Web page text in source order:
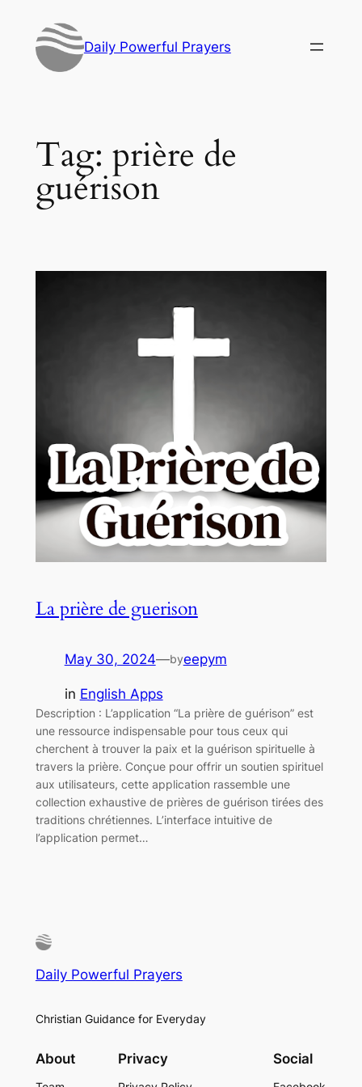
content
Daily Powerful Prayers
Tag: prière de
guérison
La prière de guerison
May 30, 2024—byeepym
in English Apps
Description : L’application “La prière de guérison” est
une ressource indispensable pour tous ceux qui
cherchent à trouver la paix et la guérison spirituelle à
travers la prière. Conçue pour offrir un soutien spirituel
aux utilisateurs, cette application rassemble une
collection exhaustive de prières de guérison tirées des
traditions chrétiennes. L’interface intuitive de
l’application permet…
Daily Powerful Prayers
Christian Guidance for Everyday
About Privacy Social